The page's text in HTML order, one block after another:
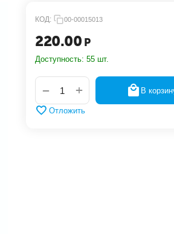
КОД: 00-00015013
220.00 Р
Доступность: 55 шт.
+
− В
Отложить